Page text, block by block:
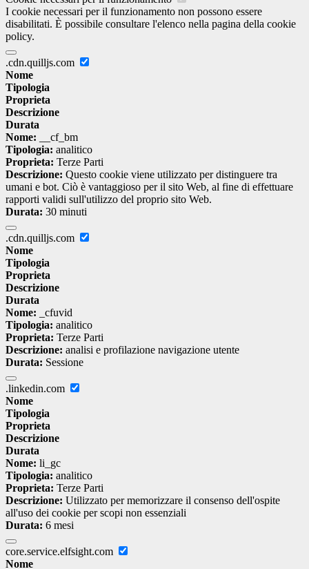
I cookie necessari per il funzionamento non possono essere
disabilitati. È possibile consultare l'elenco nella pagina della cookie
policy.
.cdn.quilljs.com
Nome
Tipologia
Proprieta
Descrizione
Durata
Nome: __cf_bm
Tipologia: analitico
Proprieta: Terze Parti
Descrizione: Questo cookie viene utilizzato per distinguere tra
umani e bot. Ciò è vantaggioso per il sito Web, al fine di effettuare
rapporti validi sull'utilizzo del proprio sito Web.
Durata: 30 minuti
.cdn.quilljs.com
Nome
Tipologia
Proprieta
Descrizione
Durata
Nome: _cfuvid
Tipologia: analitico
Proprieta: Terze Parti
Descrizione: analisi e profilazione navigazione utente
Durata: Sessione
.linkedin.com
Nome
Tipologia
Proprieta
Descrizione
Durata
Nome: li_gc
Tipologia: analitico
Proprieta: Terze Parti
Descrizione: Utilizzato per memorizzare il consenso dell'ospite
all'uso dei cookie per scopi non essenziali
Durata: 6 mesi
core.service.elfsight.com
Nome